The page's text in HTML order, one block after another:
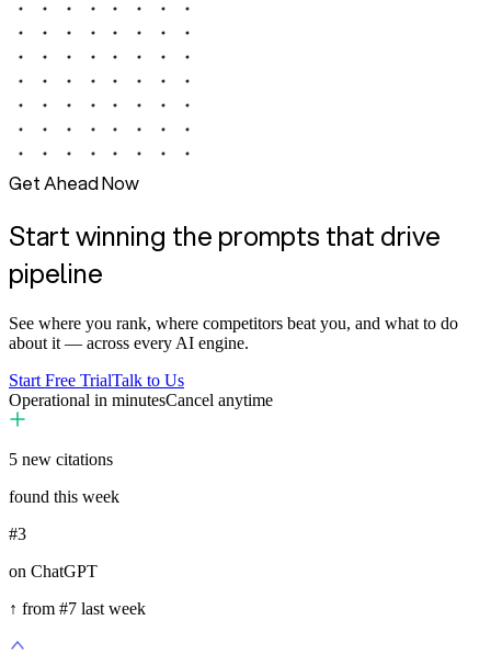
Get Ahead Now
Start winning the prompts that drive
pipeline
See where you rank, where competitors beat you, and what to do
about it — across every AI engine.
Start Free TrialTalk to Us
Operational in minutesCancel anytime
5 new citations
found this week
#3
on ChatGPT
↑ from #7 last week